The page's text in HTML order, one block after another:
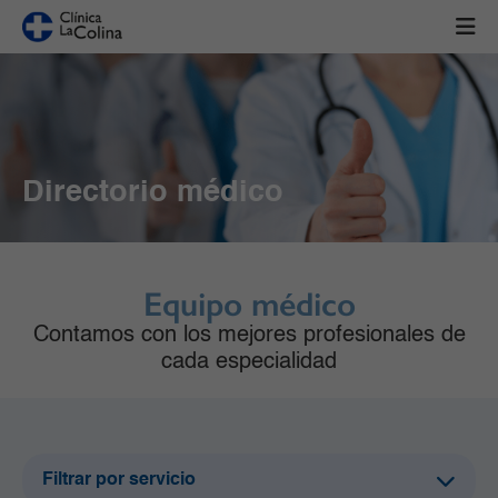
Directorio médico
Equipo médico
Contamos con los mejores profesionales de
cada especialidad
Filtrar por servicio